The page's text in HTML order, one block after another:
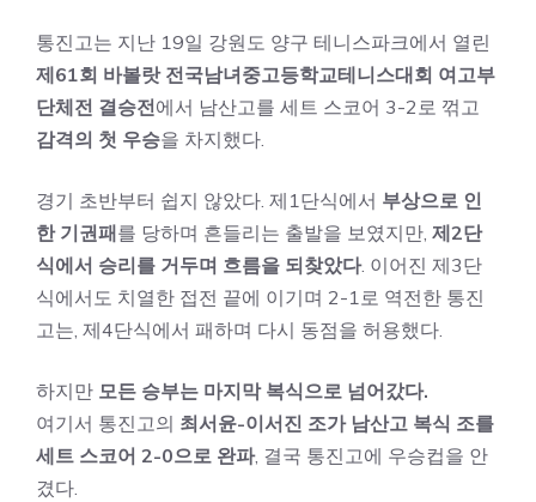
통진고는 지난 19일 강원도 양구 테니스파크에서 열린
제61회 바볼랏 전국남녀중고등학교테니스대회 여고부
단체전 결승전에서 남산고를 세트 스코어 3-2로 꺾고
감격의 첫 우승을 차지했다.
경기 초반부터 쉽지 않았다. 제1단식에서 부상으로 인
한 기권패를 당하며 흔들리는 출발을 보였지만, 제2단
식에서 승리를 거두며 흐름을 되찾았다. 이어진 제3단
식에서도 치열한 접전 끝에 이기며 2-1로 역전한 통진
고는, 제4단식에서 패하며 다시 동점을 허용했다.
하지만 모든 승부는 마지막 복식으로 넘어갔다.
여기서 통진고의 최서윤-이서진 조가 남산고 복식 조를
세트 스코어 2-0으로 완파, 결국 통진고에 우승컵을 안
겼다.